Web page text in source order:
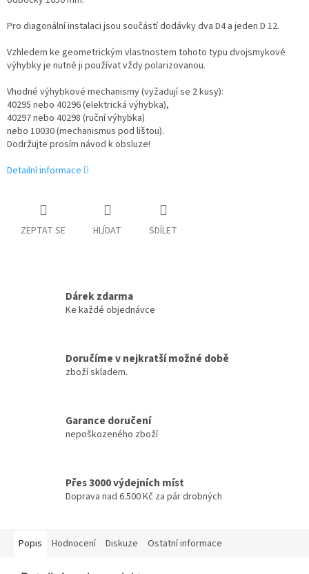
Pro diagonální instalaci jsou součástí dodávky dva D4 a jeden D 12.
Vzhledem ke geometrickým vlastnostem tohoto typu dvojsmykové
výhybky je nutné ji používat vždy polarizovanou.
Vhodné výhybkové mechanismy (vyžadují se 2 kusy):
40295 nebo 40296 (elektrická výhybka),
40297 nebo 40298 (ruční výhybka)
nebo 10030 (mechanismus pod lištou).
Dodržujte prosím návod k obsluze!
Detailní informace
ZEPTAT SE HLÍDAT SDÍLET
Dárek zdarma
Ke každé objednávce
Doručíme v nejkratší možné době
zboží skladem.
Garance doručení
nepoškozeného zboží
Přes 3000 výdejních míst
Doprava nad 6.500 Kč za pár drobných
Popis Hodnocení Diskuze Ostatní informace